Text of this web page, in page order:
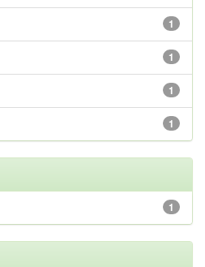
1
1
1
1
1